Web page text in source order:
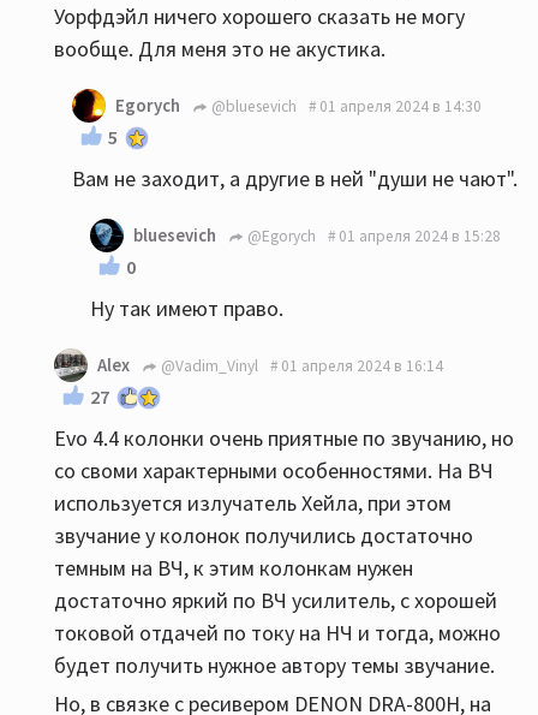
Уорфдэйл ничего хорошего сказать не могу
вообще. Для меня это не акустика.
Egorych @bluesevich 01 апреля 2024 в 14:30
5
Вам не заходит, а другие в ней "души не чают".
bluesevich @Egorych 01 апреля 2024 в 15:28
0
Ну так имеют право.
Alex @Vadim_Vinyl 01 апреля 2024 в 16:14
27
Evo 4.4 колонки очень приятные по звучанию, но
со своми характерными особенностями. На ВЧ
используется излучатель Хейла, при этом
звучание у колонок получились достаточно
темным на ВЧ, к этим колонкам нужен
достаточно яркий по ВЧ усилитель, с хорошей
токовой отдачей по току на НЧ и тогда, можно
будет получить нужное автору темы звучание.
Но, в связке с ресивером DENON DRA-800H, на